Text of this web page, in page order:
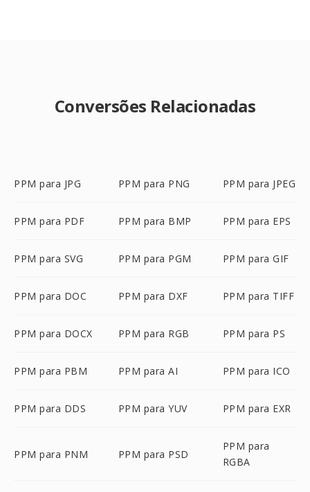
Conversões Relacionadas
PPM para JPG PPM para PNG PPM para JPEG
PPM para PDF PPM para BMP PPM para EPS
PPM para SVG PPM para PGM PPM para GIF
PPM para DOC PPM para DXF PPM para TIFF
PPM para DOCX PPM para RGB PPM para PS
PPM para PBM PPM para AI PPM para ICO
PPM para DDS PPM para YUV PPM para EXR
PPM para PNM PPM para PSD
PPM para
RGBA